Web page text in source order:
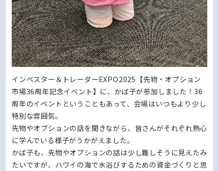
インベスター＆トレーダーEXPO2025【先物・オプション
市場36周年記念イベント】に、かば子が参加しました！36
周年のイベントということもあって、会場はいつもより少し
特別な雰囲気。
先物やオプションの話を聞きながら、皆さんがそれぞれ熱心
に学んでいる様子がうかがえました。
かば子も、先物やオプションの話は少し難しそうに見えたみ
たいですが、ハワイの海で水浴びするための資金づくりと思